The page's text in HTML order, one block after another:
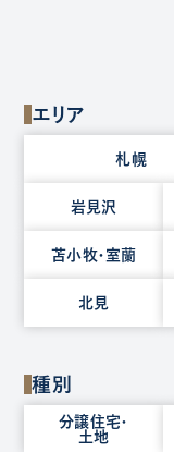
エリア
札幌
岩見沢
苫小牧・室蘭
北見
種別
分譲住宅・
土地